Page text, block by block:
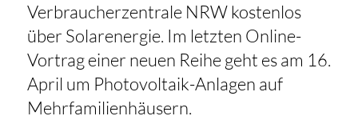
Verbraucherzentrale NRW kostenlos
über Solarenergie. Im letzten Online-
Vortrag einer neuen Reihe geht es am 16.
April um Photovoltaik-Anlagen auf
Mehrfamilienhäusern.